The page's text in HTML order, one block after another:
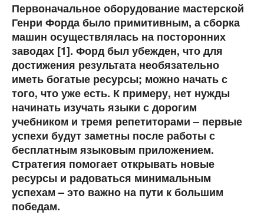
Первоначальное оборудование мастерской
Генри Форда было примитивным, а сборка
машин осуществлялась на посторонних
заводах [1]. Форд был убежден, что для
достижения результата необязательно
иметь богатые ресурсы; можно начать с
того, что уже есть. К примеру, нет нужды
начинать изучать языки с дорогим
учебником и тремя репетиторами – первые
успехи будут заметны после работы с
бесплатным языковым приложением.
Стратегия помогает открывать новые
ресурсы и радоваться минимальным
успехам – это важно на пути к большим
победам.